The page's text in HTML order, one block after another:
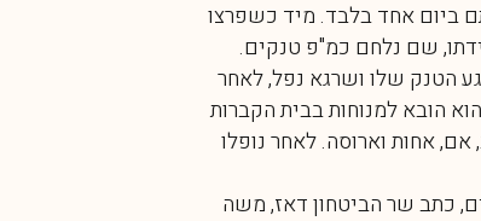
שמחתם ביום אחד בלבד. מיד כשפרצו
שם נלחם כמ"פ טנקים.
הטנק שלו ושרגא נפל, לאחר
הובא למנוחות בבית הקברות
אחות וארוסה. לאחר נופלו
כתב שר הביטחון דאז, משה